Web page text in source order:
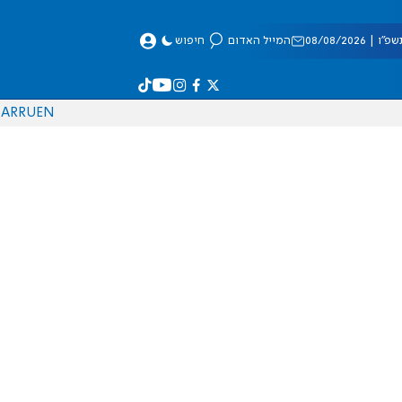
08/2026 המייל האדום חיפוש
EN
RU
AR